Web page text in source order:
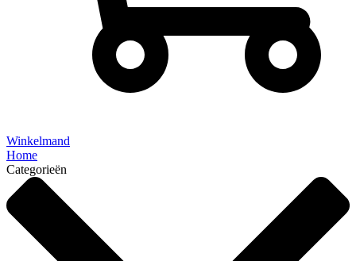
Winkelmand
Home
Categorieën